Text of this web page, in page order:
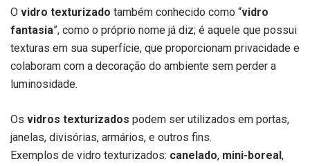
O vidro texturizado também conhecido como “vidro
fantasia”, como o próprio nome já diz; é aquele que possui
texturas em sua superfície, que proporcionam privacidade e
colaboram com a decoração do ambiente sem perder a
luminosidade.
Os vidros texturizados podem ser utilizados em portas,
janelas, divisórias, armários, e outros fins.
Exemplos de vidro texturizados: canelado, mini-boreal,